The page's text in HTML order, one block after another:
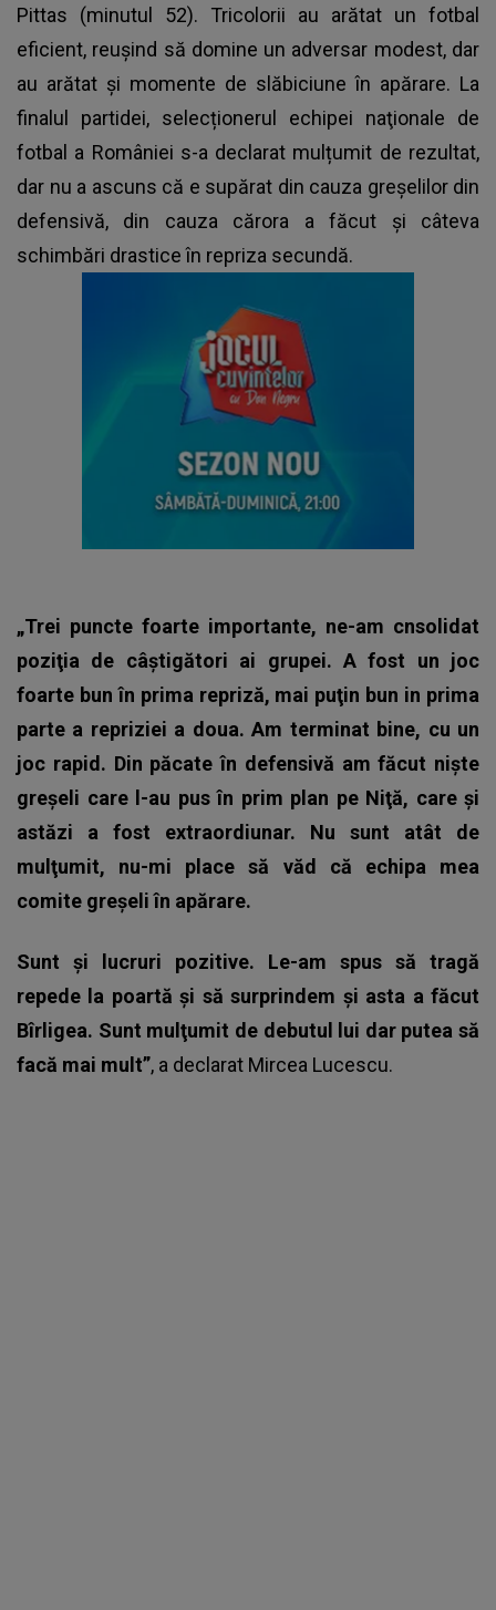
Pittas (minutul 52). Tricolorii au arătat un fotbal
eficient, reușind să domine un adversar modest, dar
au arătat și momente de slăbiciune în apărare. La
finalul partidei, selecționerul echipei naţionale de
fotbal a României s-a declarat mulțumit de rezultat,
dar nu a ascuns că e supărat din cauza greșelilor din
defensivă, din cauza cărora a făcut și câteva
schimbări drastice în repriza secundă.
„Trei puncte foarte importante, ne-am cnsolidat
poziţia de câştigători ai grupei. A fost un joc
foarte bun în prima repriză, mai puţin bun in prima
parte a repriziei a doua. Am terminat bine, cu un
joc rapid. Din păcate în defensivă am făcut nişte
greşeli care l-au pus în prim plan pe Niţă, care şi
astăzi a fost extraordiunar. Nu sunt atât de
mulţumit, nu-mi place să văd că echipa mea
comite greşeli în apărare.
Sunt şi lucruri pozitive. Le-am spus să tragă
repede la poartă şi să surprindem şi asta a făcut
Bîrligea. Sunt mulţumit de debutul lui dar putea să
facă mai mult”, a declarat Mircea Lucescu.